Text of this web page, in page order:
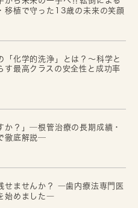
移植で守った13歳の未来の笑顔
「化学的洗浄」とは？～科学と
す最高クラスの安全性と成功率
か？」─根管治療の長期成績・
徹底解説─
せませんか？ ―歯内療法専門医
始めました―